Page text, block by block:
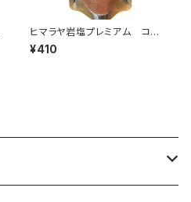
ヒマラヤ岩塩プレミアム コーラ
ルピンク〈グレイン〉100g
¥410